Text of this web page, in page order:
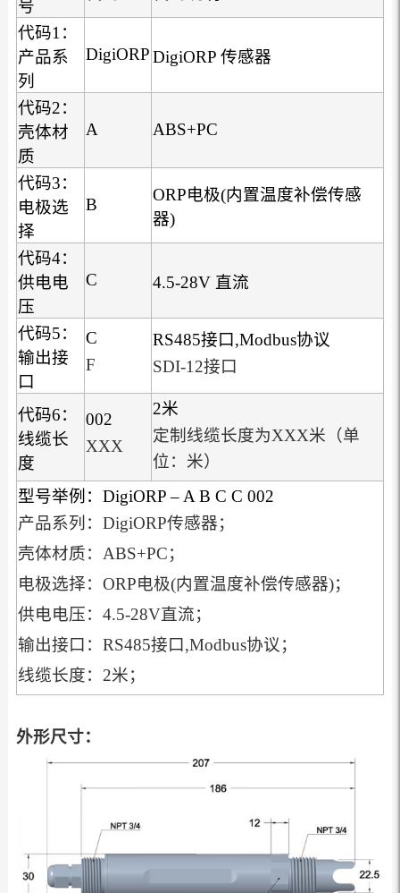
号
代码1：
产品系
列
DigiORPDigiORP 传感器
代码2：
壳体材
质
A ABS+PC
代码3：
电极选
择
B
ORP电极(内置温度补偿传感
器)
代码4：
供电电
压
C 4.5-28V 直流
代码5：
输出接
口
C
F
RS485接口,Modbus协议
SDI-12接口
代码6：
线缆长
度
002
XXX
2米
定制线缆长度为XXX米（单
位：米）
型号举例：DigiORP – A B C C 002
产品系列：DigiORP传感器；
壳体材质：ABS+PC；
电极选择：ORP电极(内置温度补偿传感器)；
供电电压：4.5-28V直流；
输出接口：RS485接口,Modbus协议；
线缆长度：2米；
外形尺寸：